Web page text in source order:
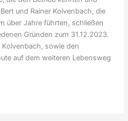
und Rainer Kolvenbach, die
über Jahre führten, schließen
Gründen zum 31.12.2023.
sowie den
auf dem weiteren Lebensweg